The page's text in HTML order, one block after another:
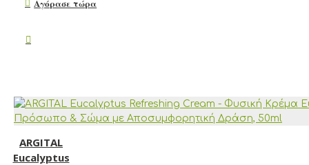
Αγόρασε τώρα
ARGITAL
Eucalyptus